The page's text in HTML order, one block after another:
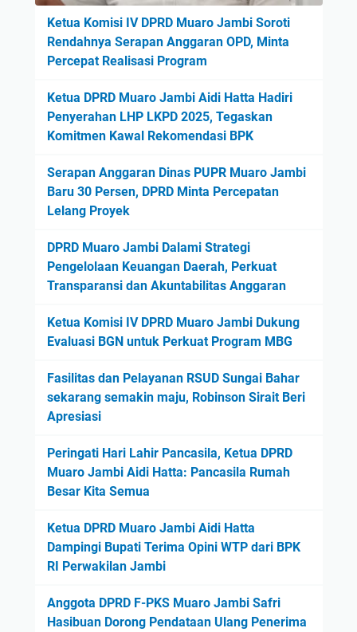
Ketua Komisi IV DPRD Muaro Jambi Soroti
Rendahnya Serapan Anggaran OPD, Minta
Percepat Realisasi Program
Ketua DPRD Muaro Jambi Aidi Hatta Hadiri
Penyerahan LHP LKPD 2025, Tegaskan
Komitmen Kawal Rekomendasi BPK
Serapan Anggaran Dinas PUPR Muaro Jambi
Baru 30 Persen, DPRD Minta Percepatan
Lelang Proyek
DPRD Muaro Jambi Dalami Strategi
Pengelolaan Keuangan Daerah, Perkuat
Transparansi dan Akuntabilitas Anggaran
Ketua Komisi IV DPRD Muaro Jambi Dukung
Evaluasi BGN untuk Perkuat Program MBG
Fasilitas dan Pelayanan RSUD Sungai Bahar
sekarang semakin maju, Robinson Sirait Beri
Apresiasi
Peringati Hari Lahir Pancasila, Ketua DPRD
Muaro Jambi Aidi Hatta: Pancasila Rumah
Besar Kita Semua
Ketua DPRD Muaro Jambi Aidi Hatta
Dampingi Bupati Terima Opini WTP dari BPK
RI Perwakilan Jambi
Anggota DPRD F-PKS Muaro Jambi Safri
Hasibuan Dorong Pendataan Ulang Penerima